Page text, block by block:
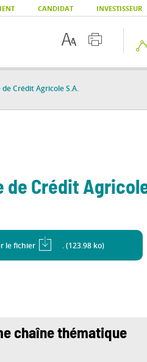
CANDIDAT INVESTISSEUR
Crédit Agricole S.A.
de Crédit
le fichier . (123.98 ko)
chaîne thématique